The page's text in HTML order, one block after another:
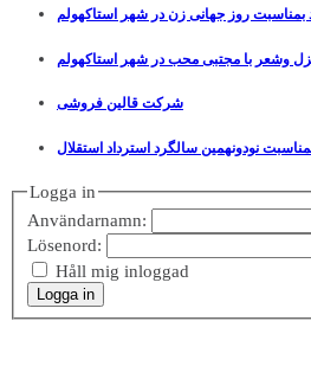
روز جهانی زن در شهر استاکهولم
وشعر با مجتبی محب در شهر استاکهولم
شرکت قالین فروشی
نودونهمین سالگرد استرداد استقلال
Logga in
Användarnamn:
Lösenord:
Håll mig inloggad
Logga in